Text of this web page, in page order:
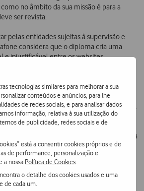
tecnologias similares para melhorar a sua
conteúdos e anúncios, para lhe
de redes sociais, e para analisar dados
informação, relativa à sua utilização do
de publicidade, redes sociais e de
está a consentir cookies próprios e de
de performance, personalização e
a nossa Política de Cookies
o detalhe dos cookies usados e uma
de cada um.
no âmbito da sua missão é para a
ser revista.
pelas entidades sujeitas à supervisão e
considera que o diploma cria uma
e injustificável entre os websites
de tecnologia móvel e os acedidos
E interroga-se sobre a justificação da
Providers (ISPs), no que se refere ao
e supervisão, quando estas
sujeitas à regulação da ERC,
Lei 53/2005 de 8 de Novembro (o diploma
da ERC) refere que a competência
distinguir, as pessoas singulares ou
regularmente ao público, através de
conteúdos submetidos a
como um todo coerente.